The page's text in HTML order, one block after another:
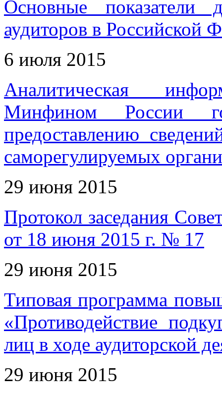
Основные показатели
аудиторов в Российской
6 июля 2015
Аналитическая
Минфином России
предоставлению
саморегулируемых
29 июня 2015
Протокол заседания
от 18 июня 2015 г. № 17
29 июня 2015
Типовая программа
«Противодействие
лиц в ходе аудиторской
29 июня 2015